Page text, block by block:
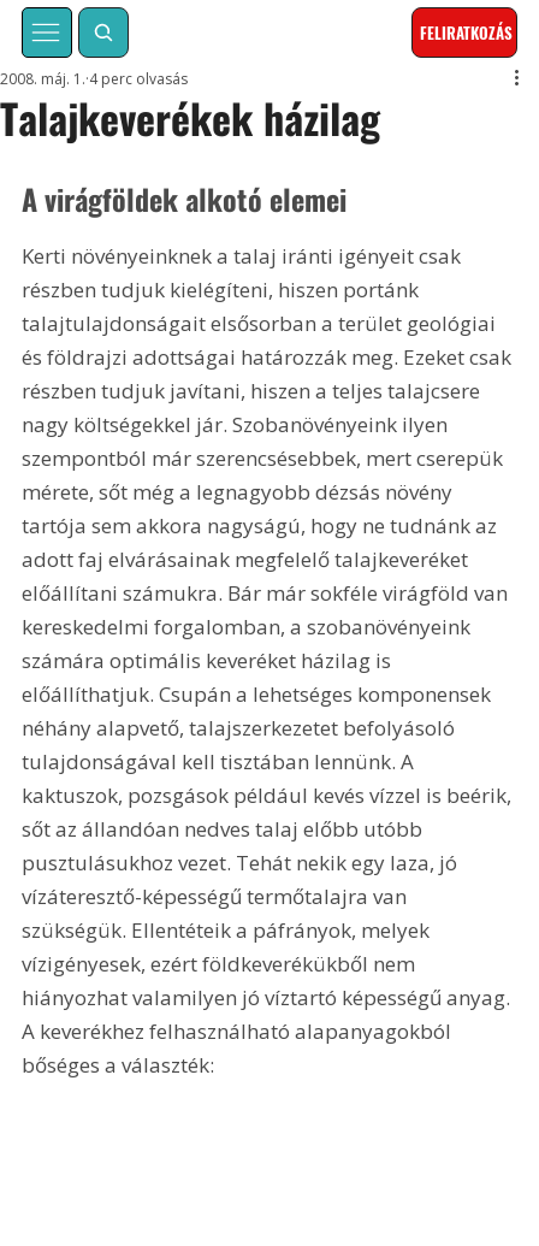
FELIRATKOZÁS
Talajkeverékek házilag
2008. máj. 1. 4 perc olvasás
A virágföldek alkotó elemei
Kerti növényeinknek a talaj iránti igényeit csak
részben tudjuk kielégíteni, hiszen portánk
talajtulajdonságait elsősorban a terület geológiai
és földrajzi adottságai határozzák meg. Ezeket csak
részben tudjuk javítani, hiszen a teljes talajcsere
nagy költségekkel jár. Szobanövényeink ilyen
szempontból már szerencsésebbek, mert cserepük
mérete, sőt még a legnagyobb dézsás növény
tartója sem akkora nagyságú, hogy ne tudnánk az
adott faj elvárásainak megfelelő talajkeveréket
előállítani számukra. Bár már sokféle virágföld van
kereskedelmi forgalomban, a szobanövényeink
számára optimális keveréket házilag is
előállíthatjuk. Csupán a lehetséges komponensek
néhány alapvető, talajszerkezetet befolyásoló
tulajdonságával kell tisztában lennünk. A
kaktuszok, pozsgások például kevés vízzel is beérik,
sőt az állandóan nedves talaj előbb utóbb
pusztulásukhoz vezet. Tehát nekik egy laza, jó
vízáteresztő-képességű termőtalajra van
szükségük. Ellentéteik a páfrányok, melyek
vízigényesek, ezért földkeverékükből nem
hiányozhat valamilyen jó víztartó képességű anyag.
A keverékhez felhasználható alapanyagokból
bőséges a választék: